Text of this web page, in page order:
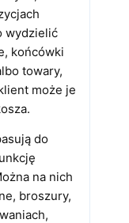
wydzielić
końcówki
towary,
może je
do
na nich
broszury,